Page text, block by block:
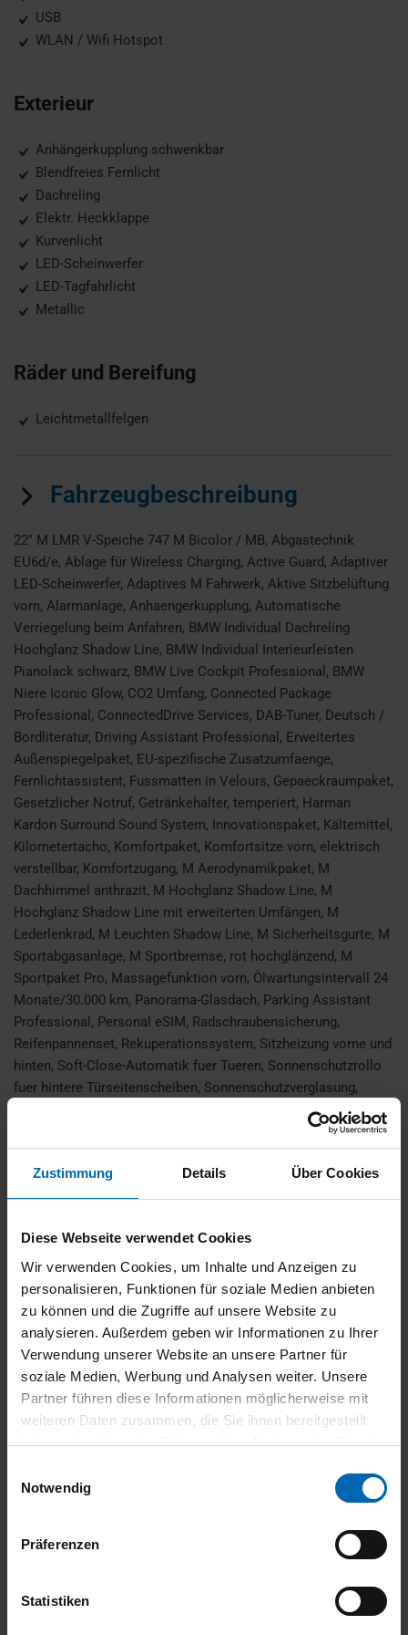
Zustimmung Details Über Cookies
Diese Webseite verwendet Cookies
Wir verwenden Cookies, um Inhalte und Anzeigen zu
personalisieren, Funktionen für soziale Medien anbieten
zu können und die Zugriffe auf unsere Website zu
analysieren. Außerdem geben wir Informationen zu Ihrer
Verwendung unserer Website an unsere Partner für
soziale Medien, Werbung und Analysen weiter. Unsere
Partner führen diese Informationen möglicherweise mit
weiteren Daten zusammen, die Sie ihnen bereitgestellt
haben oder die sie im Rahmen Ihrer Nutzung der Dienste
Notwendig
Präferenzen
Statistiken
USB
WLAN / Wifi Hotspot
Exterieur
Anhängerkupplung schwenkbar
Blendfreies Fernlicht
Dachreling
Elektr. Heckklappe
Kurvenlicht
LED-Scheinwerfer
LED-Tagfahrlicht
Metallic
Räder und Bereifung
Leichtmetallfelgen
Fahrzeugbeschreibung
22'' M LMR V-Speiche 747 M Bicolor / MB, Abgastechnik
EU6d/e, Ablage für Wireless Charging, Active Guard, Adaptiver
LED-Scheinwerfer, Adaptives M Fahrwerk, Aktive Sitzbelüftung
vorn, Alarmanlage, Anhaengerkupplung, Automatische
Verriegelung beim Anfahren, BMW Individual Dachreling
Hochglanz Shadow Line, BMW Individual Interieurleisten
Pianolack schwarz, BMW Live Cockpit Professional, BMW
Niere Iconic Glow, CO2 Umfang, Connected Package
Professional, ConnectedDrive Services, DAB-Tuner, Deutsch /
Bordliteratur, Driving Assistant Professional, Erweitertes
Außenspiegelpaket, EU-spezifische Zusatzumfaenge,
Fernlichtassistent, Fussmatten in Velours, Gepaeckraumpaket,
Gesetzlicher Notruf, Getränkehalter, temperiert, Harman
Kardon Surround Sound System, Innovationspaket, Kältemittel,
Kilometertacho, Komfortpaket, Komfortsitze vorn, elektrisch
verstellbar, Komfortzugang, M Aerodynamikpaket, M
Dachhimmel anthrazit, M Hochglanz Shadow Line, M
Hochglanz Shadow Line mit erweiterten Umfängen, M
Lederlenkrad, M Leuchten Shadow Line, M Sicherheitsgurte, M
Sportabgasanlage, M Sportbremse, rot hochglänzend, M
Sportpaket Pro, Massagefunktion vorn, Ölwartungsintervall 24
Monate/30.000 km, Panorama-Glasdach, Parking Assistant
Professional, Personal eSIM, Radschraubensicherung,
Reifenpannenset, Rekuperationssystem, Sitzheizung vorne und
hinten, Soft-Close-Automatik fuer Tueren, Sonnenschutzrollo
fuer hintere Türseitenscheiben, Sonnenschutzverglasung,
Sprachversion Deutsch, Standheizung, Teleservices, Travel &
Comfort System, Travel Paket, Versandschutzpaket,
Wärmekomfort Paket vorne, Warndreieck, BEI DIESEM
FAHRZEUG HANDELT ES SICH UM EIN BESTELLFAHRZEUG
DER BMW AG. DAS ANGEBOTENE FAHRZEUG BEFINDET
ZENTRALLAGER. IRRTUM UND ZWISCHENVERKAUF
VORBEHALTEN! Bitte kontaktieren Sie uns damit wir die
Verfügbarkeit dieses Fahrzeugs überprüfen können. Vielen
Dank.
Finanzierung
81.423,- € 45.488,- €
0.00,-
Sollzinssatz p.A.
3.99 %